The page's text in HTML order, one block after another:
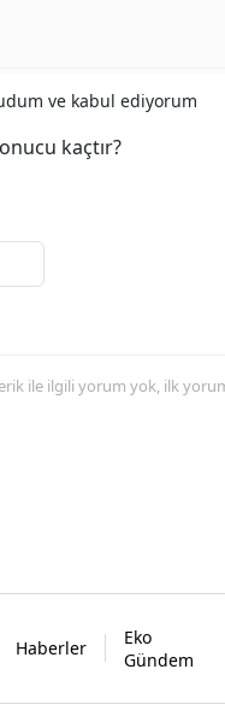
ve kabul ediyorum
kaçtır?
ile ilgili yorum yok, ilk
Haberler
Eko
Gündem